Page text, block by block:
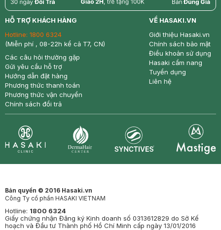
return nowfree price
HỖ TRỢ KHÁCH HÀNG
Hotline: 1800 6324
(Miễn phí , 08-22h kể cả T7, CN)
Các câu hỏi thường gặp
Gửi yêu cầu hỗ trợ
Hướng dẫn đặt hàng
Phương thức thanh toán
Phương thức vận chuyển
Chính sách đổi trả
VỀ HASAKI.VN
Giới thiệu Hasaki.vn
Chính sách bảo mật
Điều khoản sử dụng
Hasaki cẩm nang
Tuyển dụng
Liên hệ
Bản quyền © 2016 Hasaki.vn
Công Ty cổ phần HASAKI VIETNAM
Hotline: 1800 6324
Giấy chứng nhận Đăng ký Kinh doanh số 0313612829 do Sở Kế
hoạch và Đầu tư Thành phố Hồ Chí Minh cấp ngày 13/01/2016